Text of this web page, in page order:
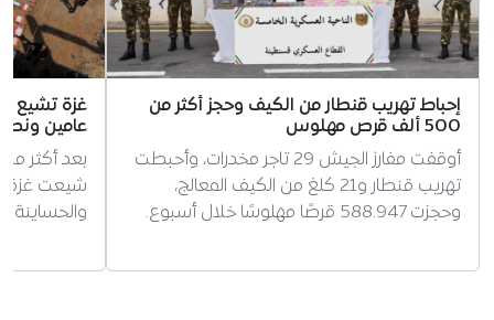
إحباط تهريب قنطار من الكيف وحجز أكثر من
500 ألف قرص مهلوس
أوقفت مفارز الجيش 29 تاجر مخدرات، وأحبطت
تهريب قنطار و21 كلغ من الكيف المعالج،
وحجزت 588.947 قرصًا مهلوسًا خلال أسبوع.
عامين
بعد أكثر
والحساينة